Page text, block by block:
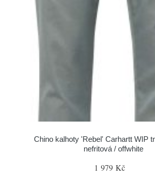
Chino kalhoty 'Rebel' Carhartt WIP
nefritová / offwhite
1 979 Kč